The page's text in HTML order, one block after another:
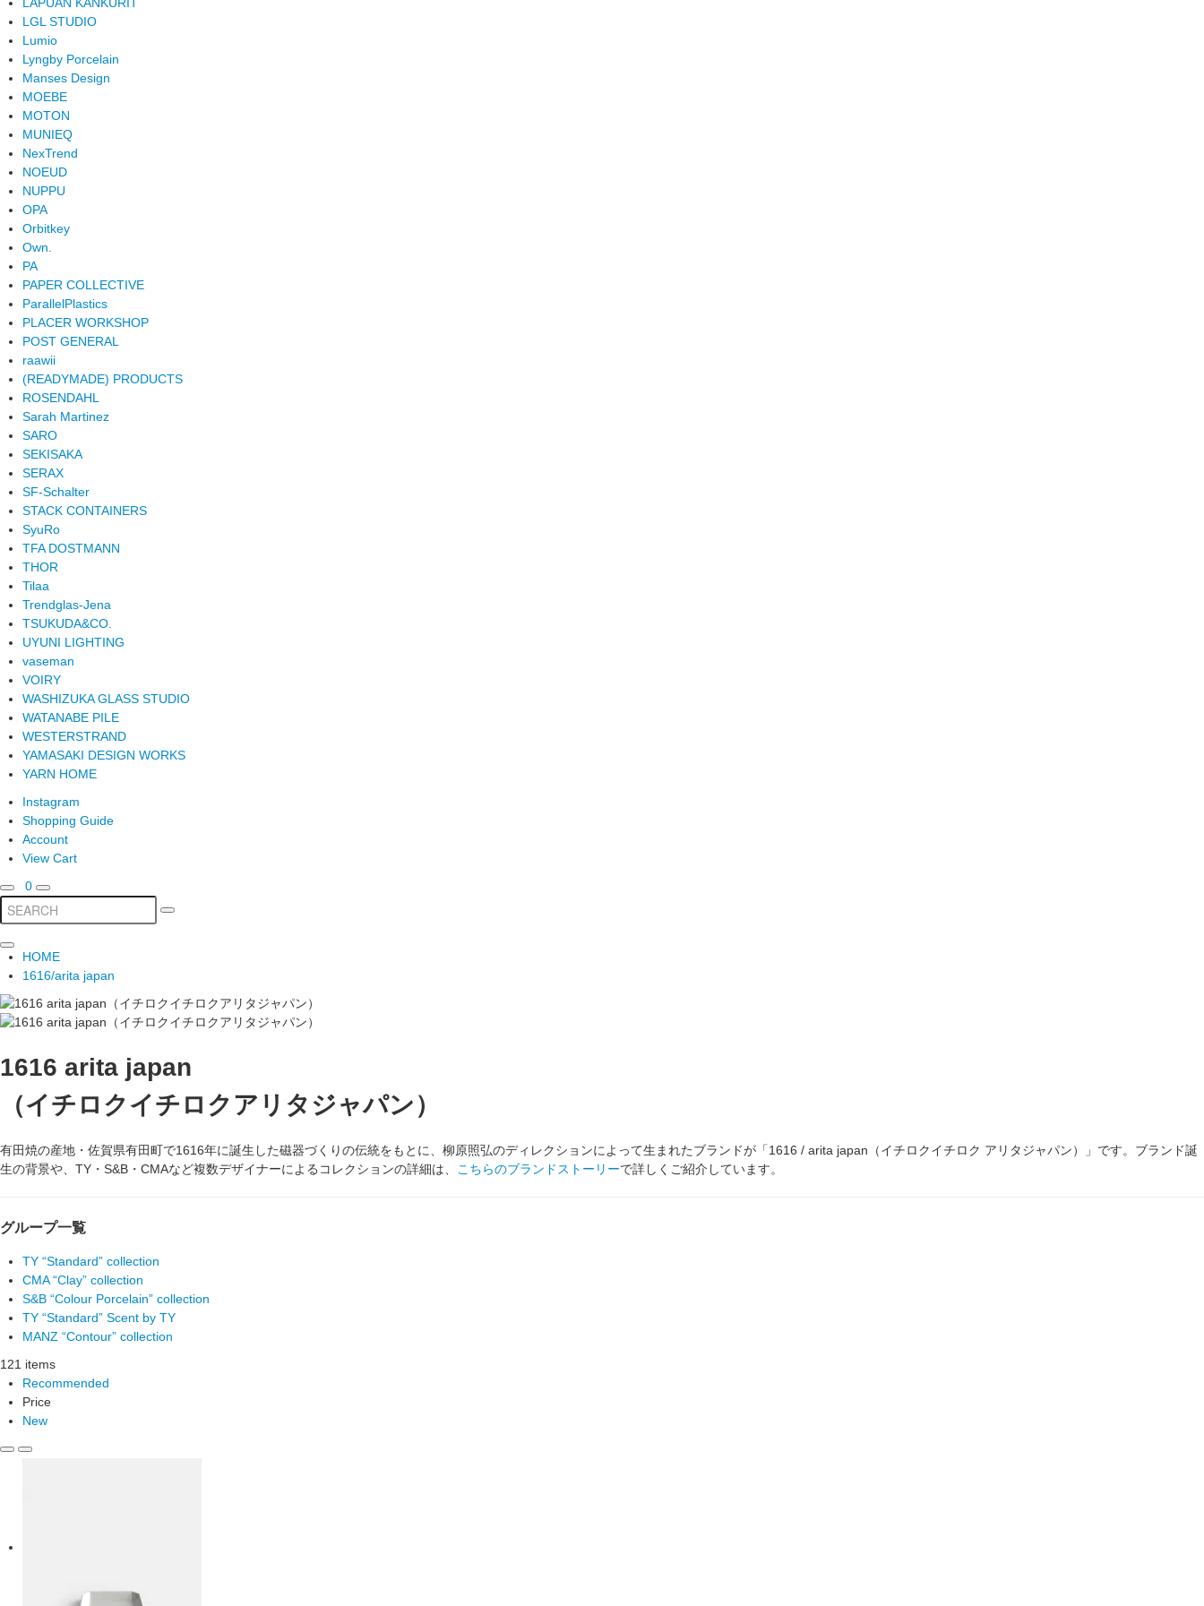
LAPUAN KANKURIT
LGL STUDIO
Lumio
Lyngby Porcelain
Manses Design
MOEBE
MOTON
MUNIEQ
NexTrend
NOEUD
NUPPU
OPA
Orbitkey
Own.
PA
PAPER COLLECTIVE
ParallelPlastics
PLACER WORKSHOP
POST GENERAL
raawii
(READYMADE) PRODUCTS
ROSENDAHL
Sarah Martinez
SARO
SEKISAKA
SERAX
SF-Schalter
STACK CONTAINERS
SyuRo
TFA DOSTMANN
THOR
Tilaa
Trendglas-Jena
TSUKUDA&CO.
UYUNI LIGHTING
vaseman
VOIRY
WASHIZUKA GLASS STUDIO
WATANABE PILE
WESTERSTRAND
YAMASAKI DESIGN WORKS
YARN HOME
Instagram
Shopping Guide
Account
View Cart
0
HOME
1616/arita japan
1616 arita japan
（イチロクイチロクアリタジャパン）
有田焼の産地・佐賀県有田町で1616年に誕生した磁器づくりの伝統をもとに、柳原照弘のディレクションによって生まれたブランドが「1616 / arita japan（イチロクイチロク アリタジャパン）」です。ブランド誕
生の背景や、TY・S&B・CMAなど複数デザイナーによるコレクションの詳細は、
こちらのブランドストーリーで詳しくご紹介しています。
グループ一覧
TY “Standard” collection
CMA “Clay” collection
S&B “Colour Porcelain” collection
TY “Standard” Scent by TY
MANZ “Contour” collection
121 items
Recommended
Price
New